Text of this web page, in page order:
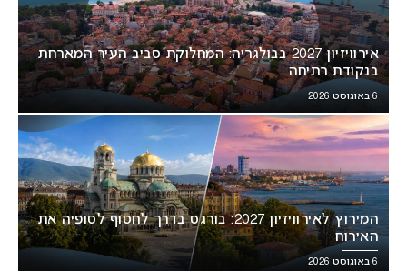
אירוויזיון 2027 בבולגריה: המחלוקת סביב העיר המארחת
בנקודת רתיחה
6 באוגוסט 2026
המירוץ לאירוויזיון 2027: בורגס בדרך לחטוף לסופיה את
האירוח
6 באוגוסט 2026